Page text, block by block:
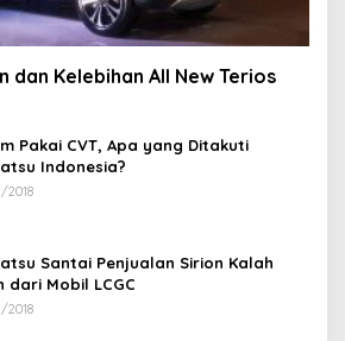
dan Kelebihan All New Terios
Pakai CVT, Apa yang Ditakuti
Indonesia?
2018
Santai Penjualan Sirion Kalah
dari Mobil LCGC
2018